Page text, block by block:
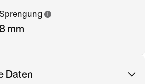
Sprengung
mm
Daten